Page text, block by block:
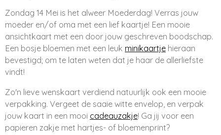
Zondag 14 Mei is het alweer Moederdag! Verras jouw
moeder en/of oma met een lief kaartje! Een mooie
ansichtkaart met een door jouw geschreven boodschap.
Een bosje bloemen met een leuk minikaartje hieraan
bevestigd; om te laten weten dat je haar de allerliefste
vindt!
Zo'n lieve wenskaart verdiend natuurlijk ook een mooie
verpakking. Vergeet de saaie witte envelop, en verpak
jouw kaart in een mooi cadeauzakje! Ga jij voor een
papieren zakje met hartjes- of bloemenprint?